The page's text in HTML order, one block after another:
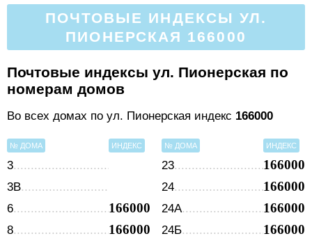
ПОЧТОВЫЕ ИНДЕКСЫ УЛ.
ПИОНЕРСКАЯ 166000
Почтовые индексы ул. Пионерская по
номерам домов
Во всех домах по ул. Пионерская индекс 166000
№ ДОМА ИНДЕКС
3
3В
6
166000
8 166000
№ ДОМА ИНДЕКС
23 166000
24 166000
24А 166000
24Б 166000